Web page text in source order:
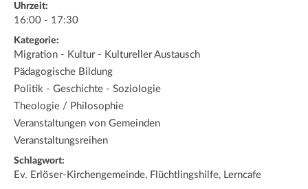
Uhrzeit:
16:00 - 17:30
Kategorie:
Migration - Kultur - Kultureller Austausch
Pädagogische Bildung
Politik - Geschichte - Soziologie
Theologie / Philosophie
Veranstaltungen von Gemeinden
Veranstaltungsreihen
Schlagwort:
Ev. Erlöser-Kirchengemeinde, Flüchtlingshilfe, Lerncafe